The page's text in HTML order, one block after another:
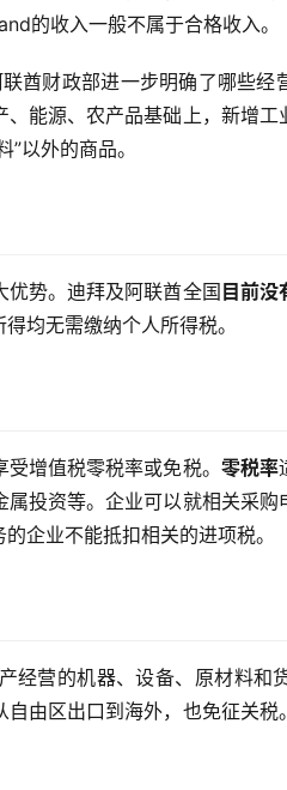
的收入一般不属于合格收入。
酋财政部进一步明确了哪些经
能源、农产品基础上，新增
以外的商品。
势。迪拜及阿联酋全国目前没
均无需缴纳个人所得税。
增值税零税率或免税。 零税率
投资等。企业可以就相关采购
企业不能抵扣相关的进项税。
经营的机器、设备、原材料和
由区出口到海外，也免征关